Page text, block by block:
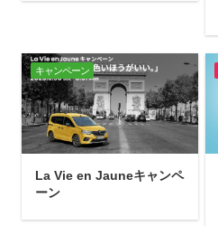
キャンペーン
La Vie en Jauneキャンペ
ーン